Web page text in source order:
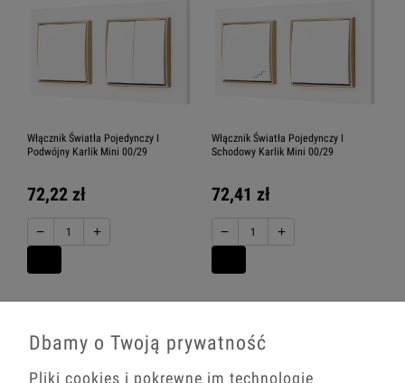
Włącznik Światła Pojedynczy I
Podwójny Karlik Mini 00/29
72,22 zł
− +
Włącznik Światła Pojedynczy I
Schodowy Karlik Mini 00/29
72,41 zł
− +
Dbamy o Twoją prywatność
Pliki cookies i pokrewne im technologie